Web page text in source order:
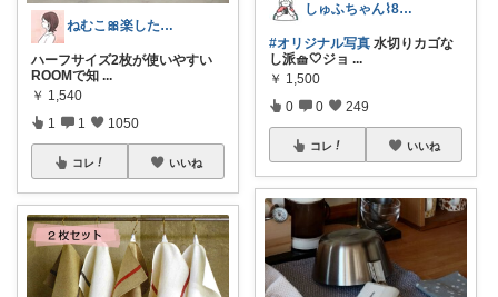
ねむこ🎀楽したいママの購入品ほぼオリ写
ハーフサイズ2枚が使いやすい
ROOMで知 ...
￥ 1,540
1 1 1050
コレ いいね
しゅふちゃん⌇ 8月もよろしくね🍉
#オリジナル写真 水切りカゴな
し派🧺🤍ジョ ...
￥ 1,500
0 0 249
コレ いいね